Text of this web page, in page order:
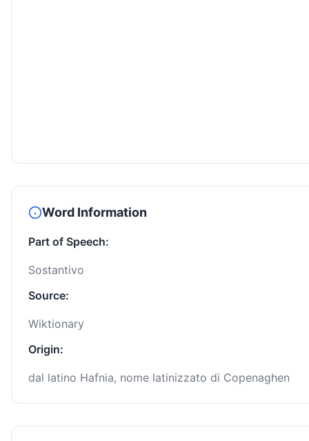
Word Information
Part of Speech:
Sostantivo
Source:
Wiktionary
Origin:
dal latino Hafnia, nome latinizzato di Copenaghen